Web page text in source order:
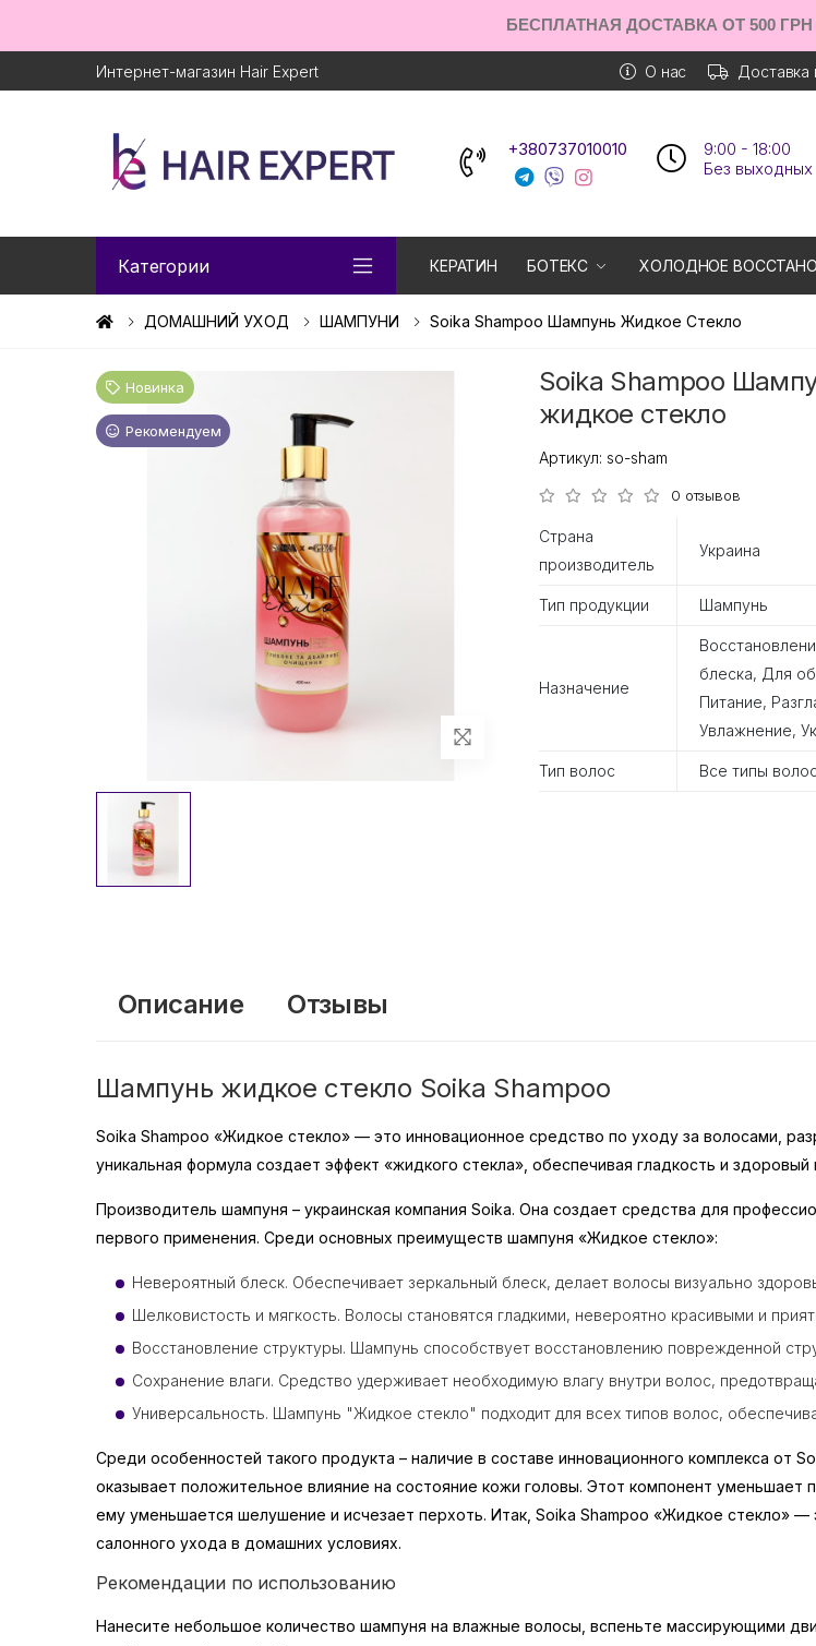
БЕСПЛАТНАЯ ДОСТАВКА ОТ 500 ГРН
Интернет-магазин Hair Expert О нас Доставка
+380737010010
9:00 - 18:00
Без выходных
Категории КЕРАТИН БОТЕКС ХОЛОДНОЕ
ДОМАШНИЙ УХОД ШАМПУНИ Soika Shampoo Шампунь Жидкое Стекло
Новинка
Рекомендуем
Soika Shampoo
жидкое стекло
Артикул: so-sham
0 отзывов
Страна
производитель
Украина
Тип продукции Шампунь
Назначение
блеска, Для
Питание,
Увлажнение,
Тип волос Все типы
Описание Отзывы
Шампунь жидкое стекло Soika Shampoo
Soika Shampoo «Жидкое стекло» — это инновационное средство по уходу за волосами,
уникальная формула создает эффект «жидкого стекла», обеспечивая гладкость и здоровый
Производитель шампуня – украинская компания Soika. Она создает средства для
первого применения. Среди основных преимуществ шампуня «Жидкое стекло»:
Невероятный блеск. Обеспечивает зеркальный блеск, делает волосы визуально
Шелковистость и мягкость. Волосы становятся гладкими, невероятно красивыми и
Восстановление структуры. Шампунь способствует восстановлению поврежденной
Сохранение влаги. Средство удерживает необходимую влагу внутри волос,
Универсальность. Шампунь "Жидкое стекло" подходит для всех типов волос,
Среди особенностей такого продукта – наличие в составе инновационного комплекса от
оказывает положительное влияние на состояние кожи головы. Этот компонент уменьшает
ему уменьшается шелушение и исчезает перхоть. Итак, Soika Shampoo «Жидкое
салонного ухода в домашних условиях.
Рекомендации по использованию
Нанесите небольшое количество шампуня на влажные волосы, вспеньте массирующими